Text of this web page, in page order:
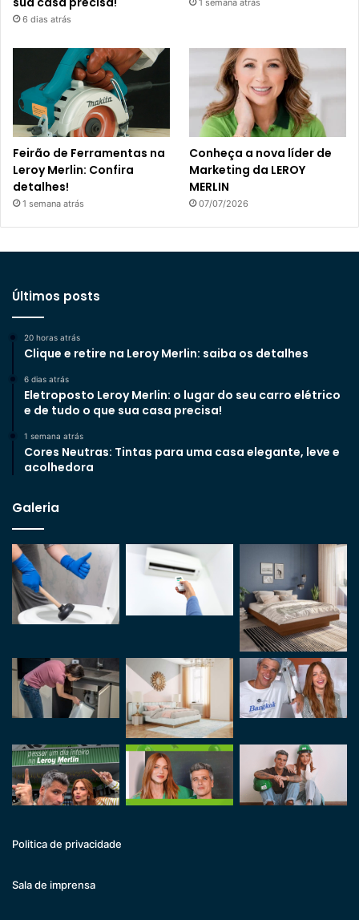
6 dias atrás
1 semana atrás
Feirão de Ferramentas na
Leroy Merlin: Confira
detalhes!
1 semana atrás
Conheça a nova líder de
Marketing da LEROY
MERLIN
07/07/2026
Últimos posts
20 horas atrás
Clique e retire na Leroy Merlin: saiba os detalhes
6 dias atrás
Eletroposto Leroy Merlin: o lugar do seu carro elétrico
e de tudo o que sua casa precisa!
1 semana atrás
Cores Neutras: Tintas para uma casa elegante, leve e
acolhedora
Galeria
Politica de privacidade
Sala de imprensa